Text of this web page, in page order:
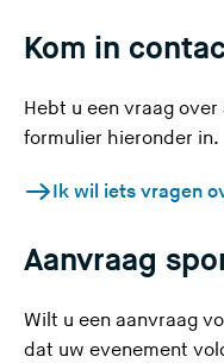
Kom in
Hebt u een vraag
formulier hieronder in.
Ik wil iets vragen
Aanvraag
Wilt u een aanvraag
dat uw evenement